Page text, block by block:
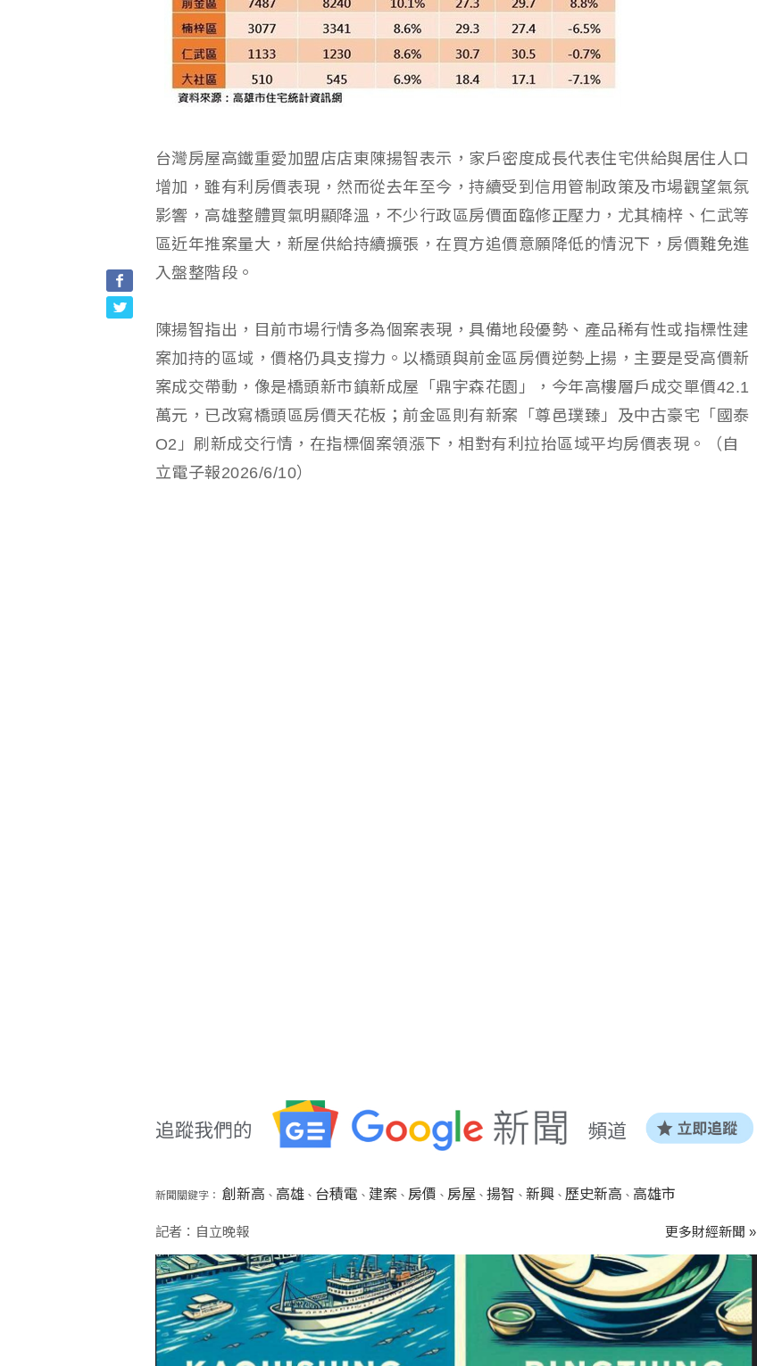
台灣房屋高鐵重愛加盟店店東陳揚智表示，家戶密度成長代表住宅供給與居住人口
增加，雖有利房價表現，然而從去年至今，持續受到信用管制政策及市場觀望氣氛
影響，高雄整體買氣明顯降溫，不少行政區房價面臨修正壓力，尤其楠梓、仁武等
區近年推案量大，新屋供給持續擴張，在買方追價意願降低的情況下，房價難免進
入盤整階段。
陳揚智指出，目前市場行情多為個案表現，具備地段優勢、產品稀有性或指標性建
案加持的區域，價格仍具支撐力。以橋頭與前金區房價逆勢上揚，主要是受高價新
案成交帶動，像是橋頭新市鎮新成屋「鼎宇森花園」，今年高樓層戶成交單價42.1
萬元，已改寫橋頭區房價天花板；前金區則有新案「尊邑璞臻」及中古豪宅「國泰
O2」刷新成交行情，在指標個案領漲下，相對有利拉抬區域平均房價表現。（自
立電子報2026/6/10）
新聞關鍵字： 創新高 、 高雄、 台積電 、 建案、 房價 、 房屋 、 揚智 、 新興、 歷史新高 、 高雄市
記者：自立晚報 更多財經新聞 »